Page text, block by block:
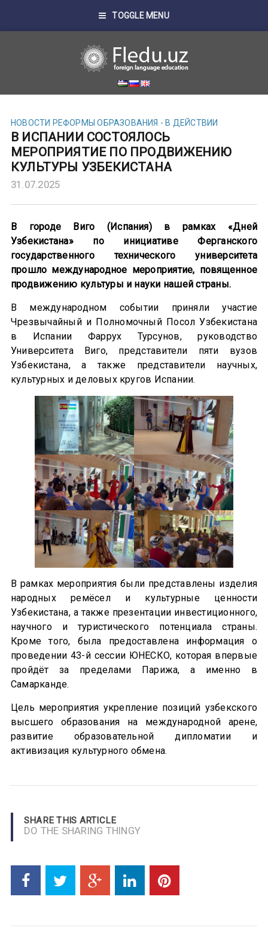
TOGGLE MENU
НОВОСТИ РЕФОРМЫ ОБРАЗОВАНИЯ - В ДЕЙСТВИИ
В ИСПАНИИ СОСТОЯЛОСЬ
МЕРОПРИЯТИЕ ПО ПРОДВИЖЕНИЮ
КУЛЬТУРЫ УЗБЕКИСТАНА
31.07.2025
В городе Виго (Испания) в рамках «Дней
Узбекистана» по инициативе Ферганского
государственного технического университета
прошло международное мероприятие, повященное
продвижению культуры и науки нашей страны.
В международном событии приняли участие
Чрезвычайный и Полномочный Посол Узбекистана
в Испании Фаррух Турсунов, руководство
Университета Виго, представители пяти вузов
Узбекистана, а также представители научных,
культурных и деловых кругов Испании.
В рамках мероприятия были представлены изделия
народных ремёсел и культурные ценности
Узбекистана, а также презентации инвестиционного,
научного и туристического потенциала страны.
Кроме того, была предоставлена информация о
проведении 43-й сессии ЮНЕСКО, которая впервые
пройдёт за пределами Парижа, а именно в
Самарканде.
Цель мероприятия укрепление позиций узбекского
высшего образования на международной арене,
развитие образовательной дипломатии и
активизация культурного обмена.
SHARE THIS ARTICLE
DO THE SHARING THINGY